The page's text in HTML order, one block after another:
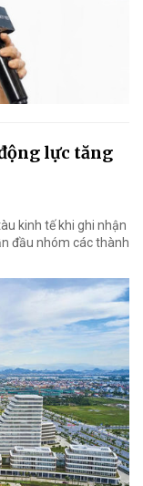
lực tăng
kinh tế khi ghi nhận
đầu nhóm các thành